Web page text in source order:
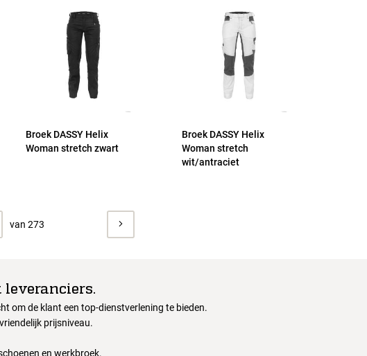
Broek DASSY Helix
Woman stretch zwart
Broek DASSY Helix
Woman stretch
wit/antraciet
van 273
om de klant een top-dienstverlening te bieden.
prijsniveau.
en werkbroek.